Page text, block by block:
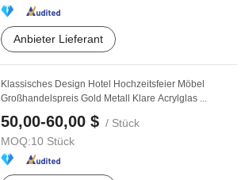
Anbieter Lieferant
Klassisches Design Hotel Hochzeitsfeier Möbel
Großhandelspreis Gold Metall Klare Acrylglas ...
50,00-60,00 $ / Stück
MOQ:10 Stück